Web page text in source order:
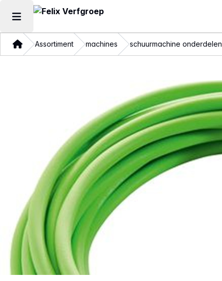
Hoofdmenu openen
ThuisAssortiment machines schuurmachine onderdelen